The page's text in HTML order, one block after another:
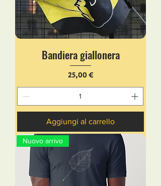
Bandiera giallonera
Prezzo
25,00 €
Aggiungi al carrello
Nuovo arrivo